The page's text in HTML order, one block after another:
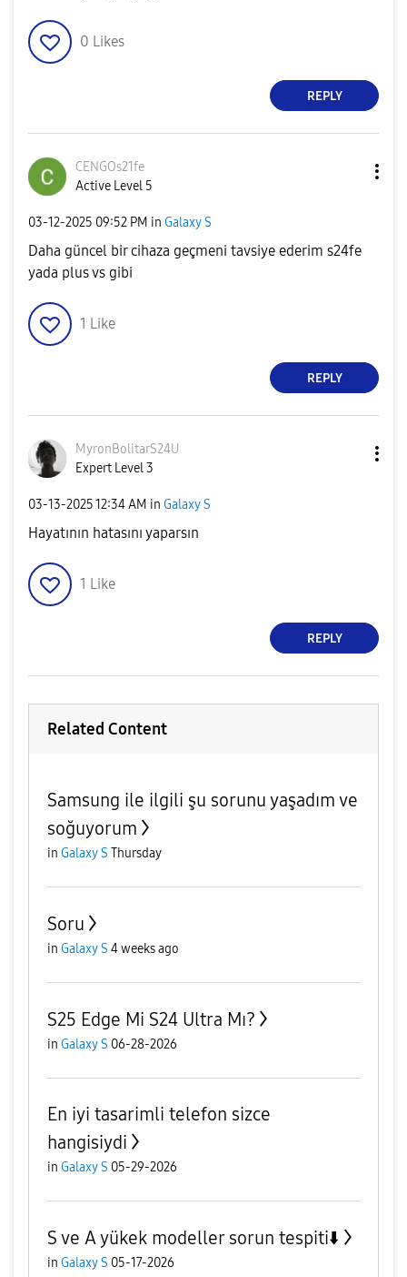
0 Likes
REPLY
CENGOs21fe
Active Level 5
‎03-12-2025 09:52 PM in Galaxy S
Daha güncel bir cihaza geçmeni tavsiye ederim s24fe
yada plus vs gibi
1 Like
REPLY
MyronBolitarS24U
Expert Level 3
‎03-13-202512:34 AM in Galaxy S
Hayatının hatasını yaparsın
1 Like
REPLY
Related Content
Samsung ile ilgili şu sorunu yaşadım ve
soğuyorum
in Galaxy S Thursday
Soru
in Galaxy S 4 weeks ago
S25 Edge Mi S24 Ultra Mı?
in Galaxy S 06-28-2026
En iyi tasarimli telefon sizce
hangisiydi
in Galaxy S 05-29-2026
S ve A yükek modeller sorun tespiti⬇️
in Galaxy S 05-17-2026